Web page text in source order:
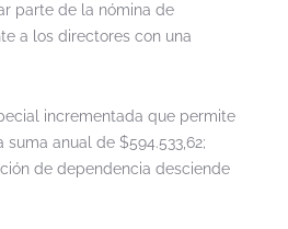
parte de la nómina de
a los directores con una
incrementada que permite
anual de $594.533,62;
de dependencia desciende